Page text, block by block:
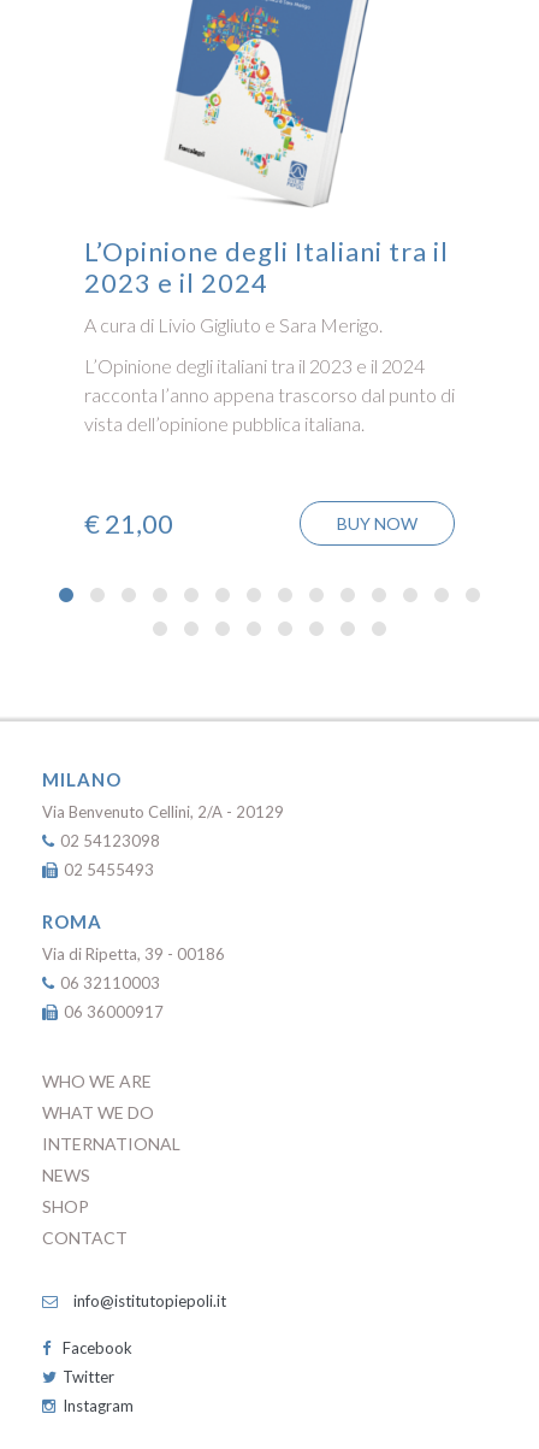
L’Opinione degli Italiani tra il
2023 e il 2024
A cura di Livio Gigliuto e Sara Merigo.
L’Opinione degli italiani tra il 2023 e il 2024
racconta l’anno appena trascorso dal punto di
vista dell’opinione pubblica italiana.
€21,00 BUY NOW
MILANO
Via Benvenuto Cellini, 2/A - 20129
02 54123098
02 5455493
ROMA
Via di Ripetta, 39 - 00186
06 32110003
06 36000917
WHO WE ARE
WHAT WE DO
INTERNATIONAL
NEWS
SHOP
CONTACT
info@istitutopiepoli.it
Facebook
Twitter
Instagram